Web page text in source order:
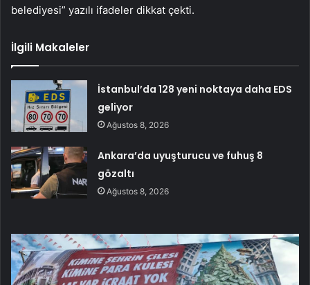
belediyesi” yazılı ifadeler dikkat çekti.
İlgili Makaleler
İstanbul’da 128 yeni noktaya daha EDS
geliyor
Ağustos 8, 2026
Ankara’da uyuşturucu ve fuhuş 8
gözaltı
Ağustos 8, 2026